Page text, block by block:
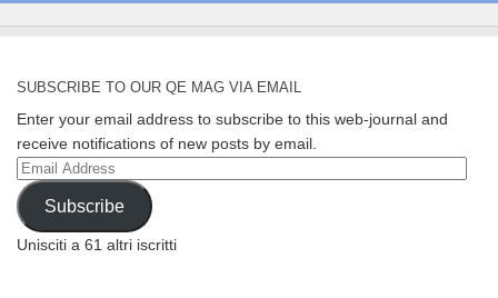
SUBSCRIBE TO OUR QE MAG VIA EMAIL
Enter your email address to subscribe to this web-journal and
receive notifications of new posts by email.
Email
Address
Subscribe
Unisciti a 61 altri iscritti